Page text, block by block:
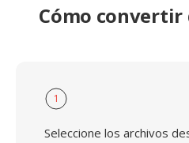
Cómo convertir
1
Seleccione los archivos